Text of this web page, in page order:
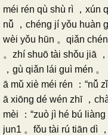
méi rén qù shù rì ，xún
nǚ ，chéng jí yǒu huàn
wèi yǒu hūn 。qiǎn
。zhí shuō tài shǒu jiā
，gù qiǎn lái guì mén 。
ā mǔ xiè méi rén ：“nǚ
ā xiōng dé wén zhī ，
mèi ：“zuò jì hé bú
jun1 。fǒu tài rú tiān dì